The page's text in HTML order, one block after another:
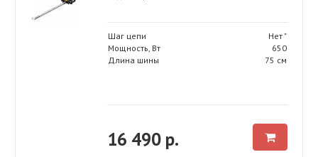
Шаг цепи
Нет "
Мощность, Вт
650
Длина шины
75 см
16 490 р.